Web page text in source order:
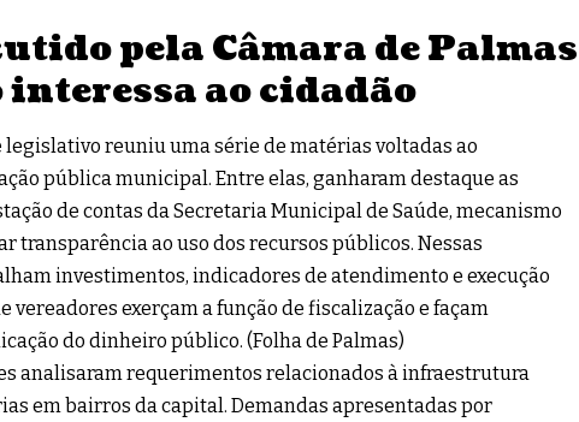
pela Câmara de Palmas
interessa ao cidadão
reuniu uma série de matérias voltadas ao
pública municipal. Entre elas, ganharam destaque as
de contas da Secretaria Municipal de Saúde, mecanismo
transparência ao uso dos recursos públicos. Nessas
investimentos, indicadores de atendimento e execução
exerçam a função de fiscalização e façam
do dinheiro público. (Folha de Palmas)
analisaram requerimentos relacionados à infraestrutura
em bairros da capital. Demandas apresentadas por